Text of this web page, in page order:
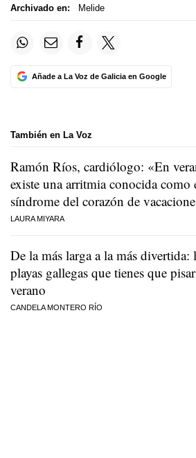
Archivado en: Melide
Añade a La Voz de Galicia en Google
También en La Voz
Ramón Ríos, cardiólogo: «En
existe una arritmia conocida como
síndrome del corazón de
LAURA MIYARA
De la más larga a la más divertida:
playas gallegas que tienes que
verano
CANDELA MONTERO RÍO